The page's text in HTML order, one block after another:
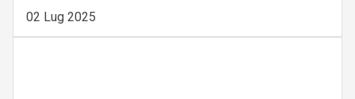
02 Lug 2025